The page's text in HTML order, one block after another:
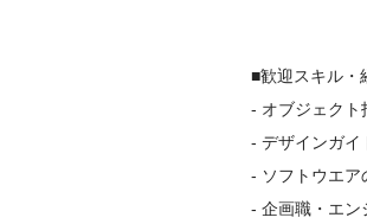
■歓迎スキル・
- オブジェクト
- デザインガイ
- ソフトウエア
- 企画職・エン